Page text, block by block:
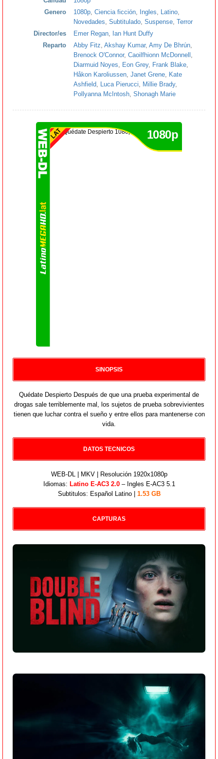
Genero
1080p Ciencia ficción Ingles Latino
Novedades Subtitulado Suspense Terror
Director/es
Emer Regan
Ian Hunt Duffy
Reparto
Abby Fitz Akshay Kumar, Amy De Bhrún
Brenock O'Connor, Caoilfhionn McDonnell
Diarmuid Noyes
Eon Grey, Frank Blake
Håkon Karoliussen Janet Grene
Kate
Ashfield
Luca Pierucci Millie Brady,
Pollyanna McIntosh Shonagh Marie
1080p
SINOPSIS
Quédate Despierto Después de que una prueba experimental de
drogas sale terriblemente mal, los sujetos de prueba sobrevivientes
tienen que luchar contra el sueño y entre ellos para mantenerse con
vida.
DATOS TECNICOS
WEB-DL | MKV | Resolución 1920x1080p
Idiomas: Latino E-AC3 2.0– Ingles E-AC3 5.1
Subtitulos: Español Latino | 1.53 GB
CAPTURAS